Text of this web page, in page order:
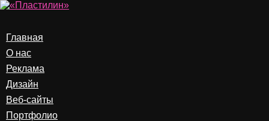
Главная
О нас
Реклама
Дизайн
Веб-сайты
Портфолио